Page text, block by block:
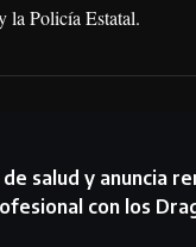
la Policía Estatal.
salud y anuncia
con los